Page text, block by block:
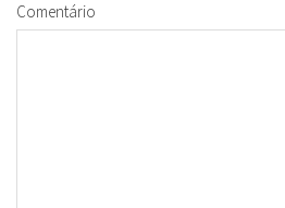
Comentário